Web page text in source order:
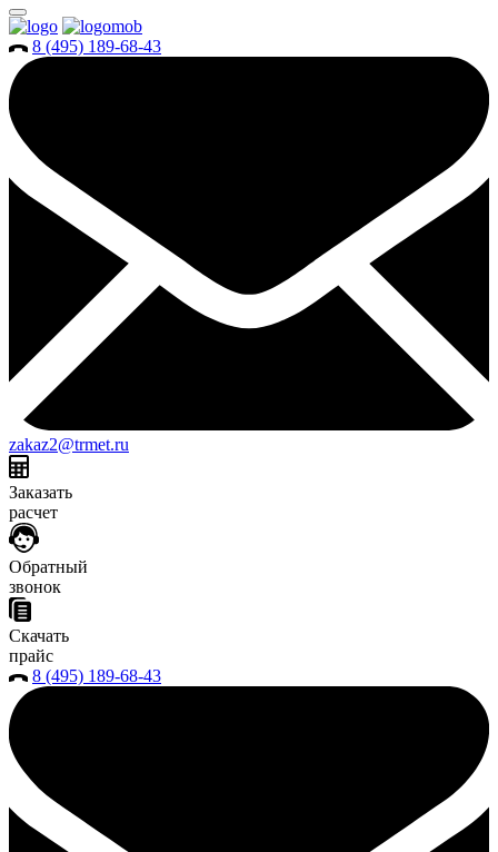
8 (495) 189-68-43
zakaz2@trmet.ru
Заказать
расчет
Обратный
звонок
Скачать
прайс
8 (495) 189-68-43